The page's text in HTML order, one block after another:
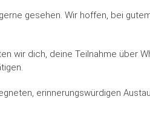
gesehen. Wir hoffen, bei
wir dich, deine Teilnahme über
erinnerungswürdigen